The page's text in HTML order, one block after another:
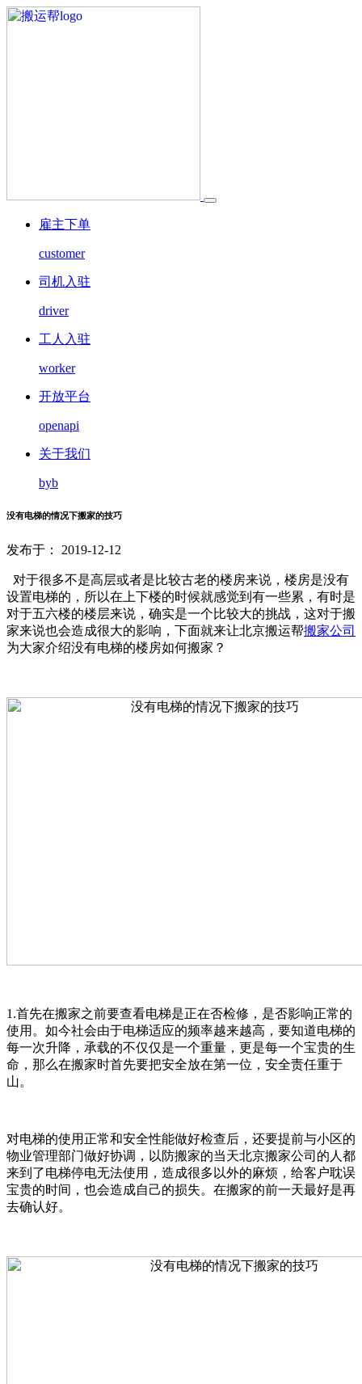
雇主下单
customer
司机入驻
driver
工人入驻
worker
开放平台
openapi
关于我们
byb
没有电梯的情况下搬家的技巧
发布于： 2019-12-12
对于很多不是高层或者是比较古老的楼房来说，楼房是没有
设置电梯的，所以在上下楼的时候就感觉到有一些累，有时是
对于五六楼的楼层来说，确实是一个比较大的挑战，这对于搬
家来说也会造成很大的影响，下面就来让北京搬运帮搬家公司
为大家介绍没有电梯的楼房如何搬家？
1.首先在搬家之前要查看电梯是正在否检修，是否影响正常的
使用。如今社会由于电梯适应的频率越来越高，要知道电梯的
每一次升降，承载的不仅仅是一个重量，更是每一个宝贵的生
命，那么在搬家时首先要把安全放在第一位，安全责任重于
山。
对电梯的使用正常和安全性能做好检查后，还要提前与小区的
物业管理部门做好协调，以防搬家的当天北京搬家公司的人都
来到了电梯停电无法使用，造成很多以外的麻烦，给客户耽误
宝贵的时间，也会造成自己的损失。在搬家的前一天最好是再
去确认好。